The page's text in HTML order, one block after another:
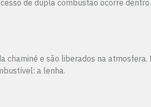
de dupla combustão ocorre
e são liberados na
a lenha.